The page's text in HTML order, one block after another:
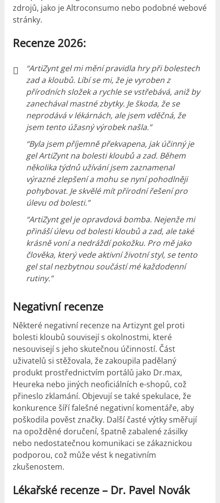
zdrojů, jako je Altroconsumo nebo podobné webové
stránky.
Recenze 2026:
“ArtiZynt gel mi mění pravidla hry při bolestech
zad a kloubů. Líbí se mi, že je vyroben z
přírodních složek a rychle se vstřebává, aniž by
zanechával mastné zbytky. Je škoda, že se
neprodává v lékárnách, ale jsem vděčná, že
jsem tento úžasný výrobek našla.”
“Byla jsem příjemně překvapena, jak účinný je
gel ArtiZynt na bolesti kloubů a zad. Během
několika týdnů užívání jsem zaznamenal
výrazné zlepšení a mohu se nyní pohodlněji
pohybovat. Je skvělé mít přírodní řešení pro
úlevu od bolesti.”
“ArtiZynt gel je opravdová bomba. Nejenže mi
přináší úlevu od bolesti kloubů a zad, ale také
krásně voní a nedráždí pokožku. Pro mě jako
člověka, který vede aktivní životní styl, se tento
gel stal nezbytnou součástí mé každodenní
rutiny.”
Negativní recenze
Některé negativní recenze na Artizynt gel proti
bolesti kloubů souvisejí s okolnostmi, které
nesouvisejí s jeho skutečnou účinností. Část
uživatelů si stěžovala, že zakoupila padělaný
produkt prostřednictvím portálů jako Dr.max,
Heureka nebo jiných neoficiálních e-shopů, což
přineslo zklamání. Objevují se také spekulace, že
konkurence šíří falešné negativní komentáře, aby
poškodila pověst značky. Další časté výtky směřují
na opožděné doručení, špatně zabalené zásilky
nebo nedostatečnou komunikaci se zákaznickou
podporou, což může vést k negativním
zkušenostem.
Lékařské recenze – Dr. Pavel Novák